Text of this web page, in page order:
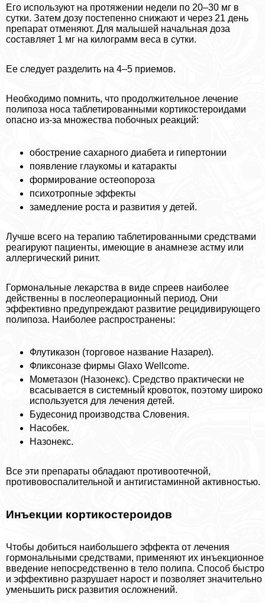
Его используют на протяжении недели по 20–30 мг в
сутки. Затем дозу постепенно снижают и через 21 день
препарат отменяют. Для малышей начальная доза
составляет 1 мг на килограмм веса в сутки.
Ее следует разделить на 4–5 приемов.
Необходимо помнить, что продолжительное лечение
полипоза носа таблетированными кортикостероидами
опасно из-за множества побочных реакций:
обострение сахарного диабета и гипертонии
появление глаукомы и катаpaкты
формирование остеопороза
психотропные эффекты
замедление роста и развития у детей.
Лучше всего на терапию таблетированными средствами
реагируют пациенты, имеющие в анамнезе астму или
аллергический ринит.
Гормональные лекарства в виде спреев наиболее
действенны в послеоперационный период. Они
эффективно предупреждают развитие рецидивирующего
полипоза. Наиболее распространены:
Флутиказон (торговое название Назарел).
Фликсоназе фирмы Glaxo Wellcome.
Мометазон (Назонекс). Средство пpaктически не
всасывается в системный кровоток, поэтому широко
используется для лечения детей.
Будесонид производства Словения.
Насобек.
Назонекс.
Все эти препараты обладают противоотечной,
противовоспалительной и антигистаминной активностью.
Инъекции кортикостероидов
Чтобы добиться наибольшего эффекта от лечения
гормональными средствами, применяют их инъекционное
введение непосредственно в тело полипа. Способ быстро
и эффективно разрушает нарост и позволяет значительно
уменьшить риск развития осложнений.